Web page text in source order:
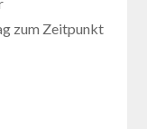
zum Zeitpunkt